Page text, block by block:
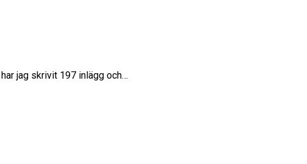
jag skrivit 197 inlägg och…